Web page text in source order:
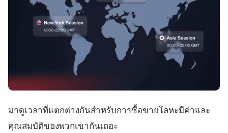
มาดูเวลาที่แตกต่างกันสำหรับการซื้อขายโลหะมีค่าและ
คุณสมบัติของพวกเขากันเถอะ